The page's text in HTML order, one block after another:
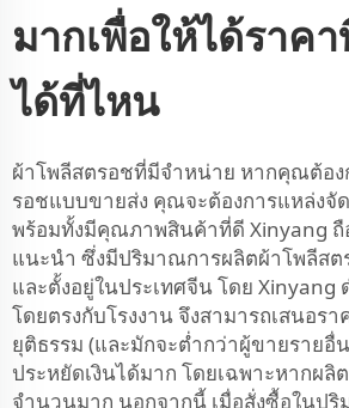
มากเพื่อให้ได้ราค
ได้ที่ไหน
ผ้าโพลีสตรอชที่มีจำหน่าย หากคุณต้อง
รอชแบบขายส่ง คุณจะต้องการแหล่งจั
พร้อมทั้งมีคุณภาพสินค้าที่ดี Xinyang ถื
แนะนำ ซึ่งมีปริมาณการผลิตผ้าโพลีส
และตั้งอยู่ในประเทศจีน โดย Xinyang
โดยตรงกับโรงงาน จึงสามารถเสนอรา
ยุติธรรม (และมักจะต่ำกว่าผู้ขายรายอื่
ประหยัดเงินได้มาก โดยเฉพาะหากผลิ
จำนวนมาก นอกจากนี้ เมื่อสั่งซื้อในป